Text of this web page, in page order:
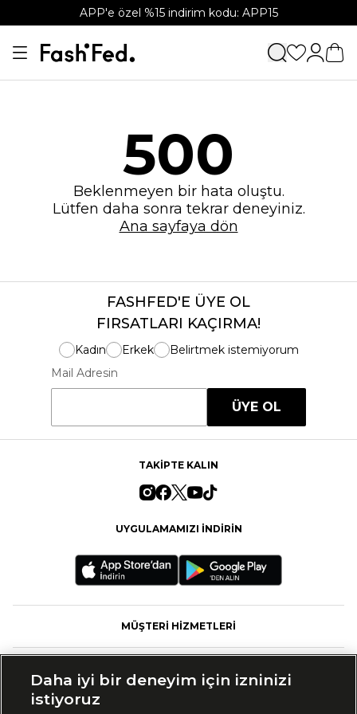
APP'e özel %15 indirim kodu: APP15
500
Beklenmeyen bir hata oluştu.
Lütfen daha sonra tekrar deneyiniz.
Ana sayfaya dön
FASHFED'E ÜYE OL
FIRSATLARI KAÇIRMA!
Kadın Erkek
Belirtmek istemiyorum
Mail Adresin
ÜYE OL
TAKİPTE KALIN
UYGULAMAMIZI İNDİRİN
MÜŞTERİ HİZMETLERİ
Daha iyi bir deneyim için izninizi
istiyoruz